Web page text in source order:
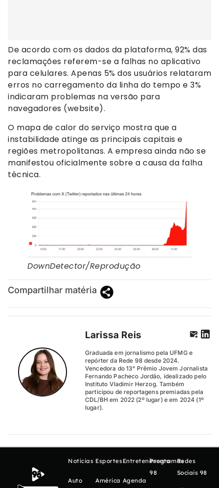
De acordo com os dados da plataforma, 92% das
reclamações referem-se a falhas no aplicativo
para celulares. Apenas 5% dos usuários relataram
erros no carregamento da linha do tempo e 3%
indicaram problemas na versão para
navegadores (website).
O mapa de calor do serviço mostra que a
instabilidade atinge as principais capitais e
regiões metropolitanas. A empresa ainda não se
manifestou oficialmente sobre a causa da falha
técnica.
DownDetector/Reprodução
Compartilhar matéria
Larissa Reis
Graduada em jornalismo pela UFMG e
repórter da Rede 98 desde 2024.
Vencedora do 13° Prêmio Jovem Jornalista
Fernando Pacheco Jordão, idealizado pelo
Instituto Vladimir Herzog. Também
participou de reportagens premiadas pela
CDL/BH em 2022 (2º lugar) e em 2024 (1º
lugar).
Notícias
Auto
Esportes
América
Entretenimento
Agenda
Programas
98
Redes
Sociais 98